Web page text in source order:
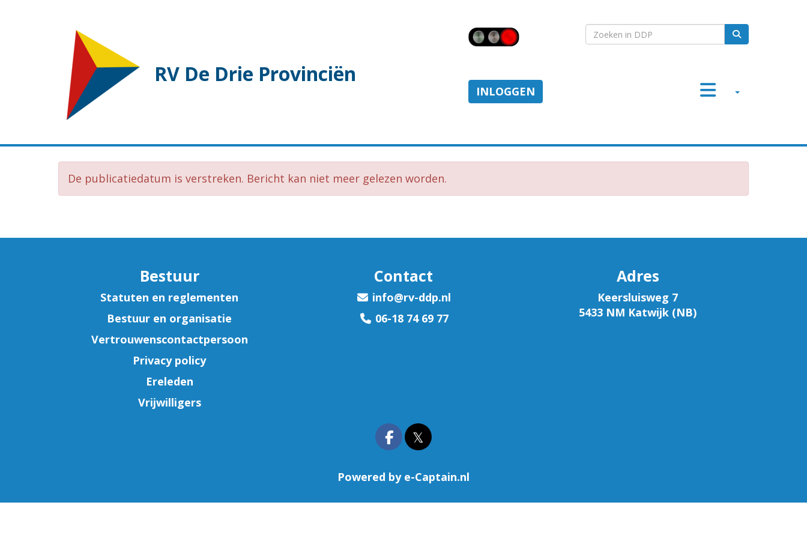
RV De Drie Provinciën
INLOGGEN
De publicatiedatum is verstreken. Bericht kan niet meer gelezen worden.
Bestuur
Statuten en reglementen
Bestuur en organisatie
Vertrouwenscontactpersoon
Privacy policy
Ereleden
Vrijwilligers
Contact
ofni@rv-ddp.nl
06-18 74 69 77
Adres
Keersluisweg 7
5433 NM Katwijk (NB)
𝕏
Powered by e-Captain.nl